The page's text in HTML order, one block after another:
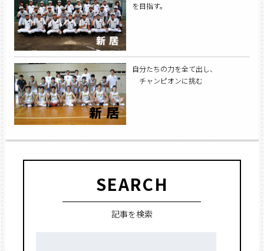
を目指す。
自分たちの力を全て出し、
チャンピオンに挑む
SEARCH
記事を検索